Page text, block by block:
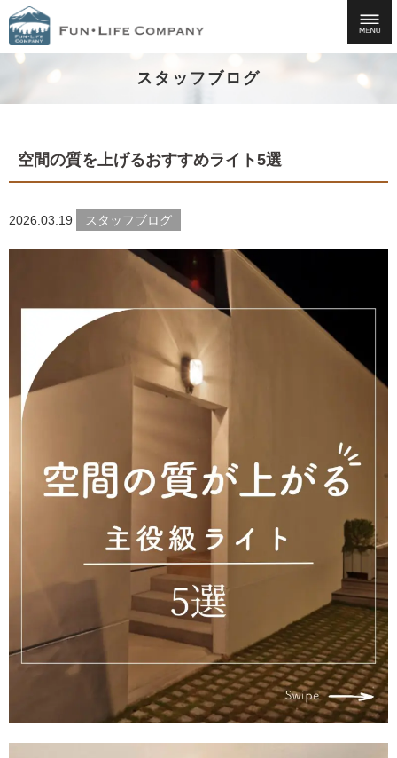
スタッフブログ
空間の質を上げるおすすめライト5選
2026.03.19 スタッフブログ